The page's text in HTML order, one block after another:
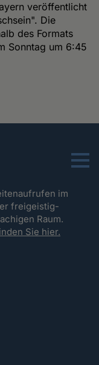
veröffentlicht
Die
des Formats
Sonntag um 6:45
Menu
im
freigeistig-
Raum.
Sie hier.